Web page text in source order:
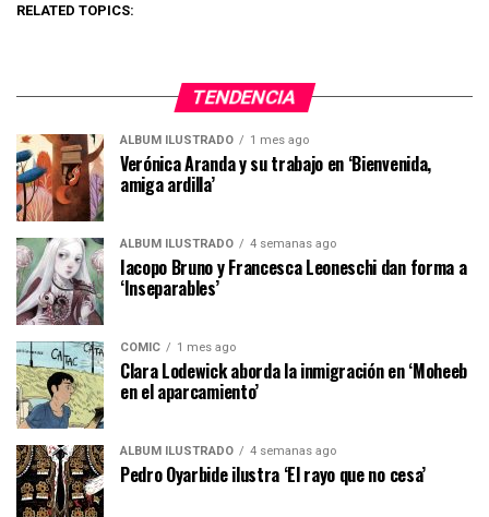
RELATED TOPICS:
TENDENCIA
ÁLBUM ILUSTRADO 1 mes ago
Verónica Aranda y su trabajo en ‘Bienvenida,
amiga ardilla’
ÁLBUM ILUSTRADO 4 semanas ago
Iacopo Bruno y Francesca Leoneschi dan forma a
‘Inseparables’
CÓMIC 1 mes ago
Clara Lodewick aborda la inmigración en ‘Moheeb
en el aparcamiento’
ÁLBUM ILUSTRADO 4 semanas ago
Pedro Oyarbide ilustra ‘El rayo que no cesa’